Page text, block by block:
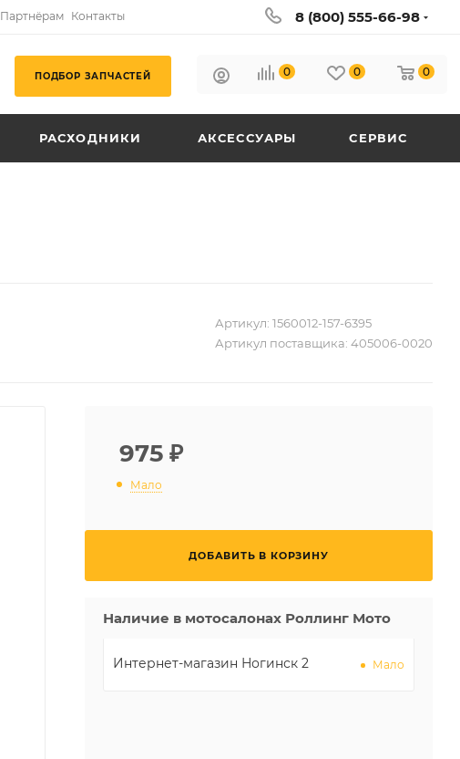
Партнёрам Контакты 8 (800) 555-66-98
ПОДБОР ЗАПЧАСТЕЙ 0 0 0
РАСХОДНИКИ АКСЕССУАРЫ СЕРВИС
Артикул: 1560012-157-6395
Артикул поставщика: 405006-0020
975 ₽
Мало
ДОБАВИТЬ В КОРЗИНУ
Наличие в мотосалонах Роллинг Мото
Интернет-магазин Ногинск 2 Мало